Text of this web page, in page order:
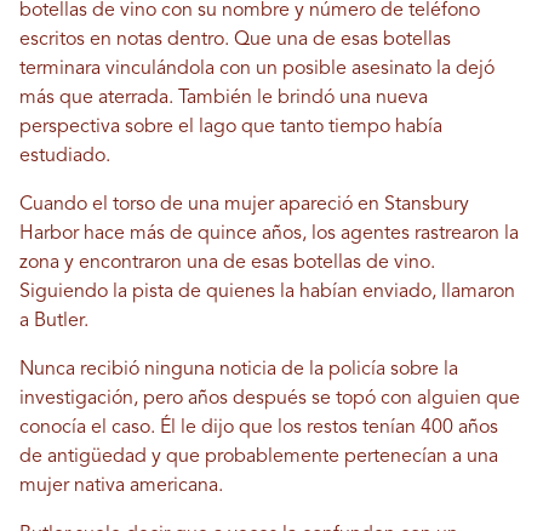
botellas de vino con su nombre y número de teléfono
escritos en notas dentro. Que una de esas botellas
terminara vinculándola con un posible asesinato la dejó
más que aterrada. También le brindó una nueva
perspectiva sobre el lago que tanto tiempo había
estudiado.
Cuando el torso de una mujer apareció en Stansbury
Harbor hace más de quince años, los agentes rastrearon la
zona y encontraron una de esas botellas de vino.
Siguiendo la pista de quienes la habían enviado, llamaron
a Butler.
Nunca recibió ninguna noticia de la policía sobre la
investigación, pero años después se topó con alguien que
conocía el caso. Él le dijo que los restos tenían 400 años
de antigüedad y que probablemente pertenecían a una
mujer nativa americana.